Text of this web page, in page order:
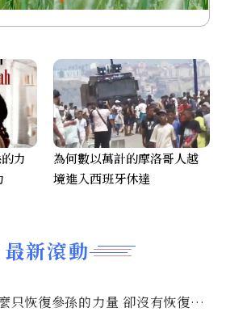
最新滾動
只恢復參孫的力量 卻沒有恢復祂
力
為何數以萬計的摩洛哥人越
境進入西班牙休達